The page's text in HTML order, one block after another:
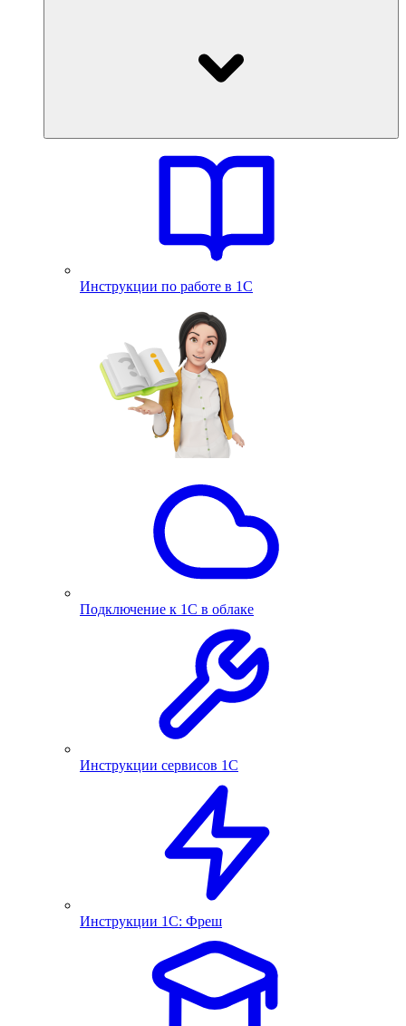
Инструкции по работе в 1С
Подключение к 1С в облаке
Инструкции сервисов 1С
Инструкции 1С: Фреш